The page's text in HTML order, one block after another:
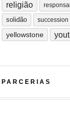
religião
solidão succession
yellowstone
PARCERIAS